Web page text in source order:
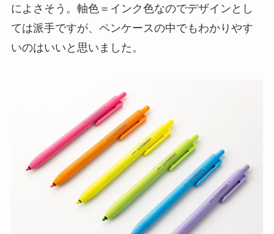
によさそう。軸色＝インク色なのでデザインとし
ては派手ですが、ペンケースの中でもわかりやす
いのはいいと思いました。